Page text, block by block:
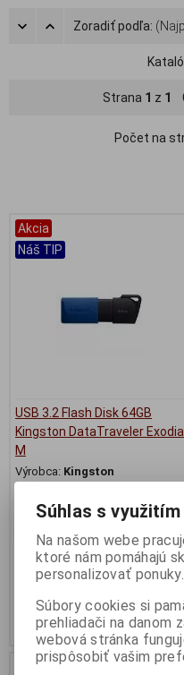
Zoradiť podľa:
Strana 1 z 1
Počet na
Akcia
Náš TIP
USB 3.2 Flash Disk 64GB
Kingston DataTraveler Exodia
M
Výrobca: Kingston
Katalógové číslo:RAM710
EAN:740617326260
Part No.: DTXM/64GB
Kapacita (v GB):64; Verzia
USB:3.2
6,52 €
Kúpiť
Akcia
Súhlas s
Na našom webe
ktoré nám pomáhajú
personalizovať ponuky.
Súbory cookies si
prehliadači na danom
webová stránka
prispôsobiť vašim